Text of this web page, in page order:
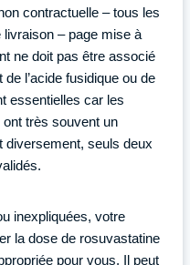
contractuelle – tous les
– page mise à
ne doit pas être associé
l’acide fusidique ou de
essentielles car les
très souvent un
diversement, seuls deux
inexpliquées, votre
la dose de rosuvastatine
pour vous. Il peut